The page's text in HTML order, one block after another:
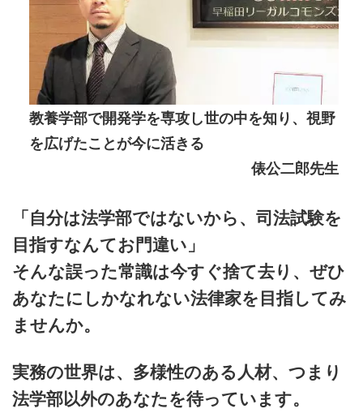
教養学部で開発学を専攻し世の中を知り、視野
を広げたことが今に活きる
俵公二郎先生
「自分は法学部ではないから、司法試験を
目指すなんてお門違い」
そんな誤った常識は今すぐ捨て去り、ぜひ
あなたにしかなれない法律家を目指してみ
ませんか。
実務の世界は、多様性のある人材、つまり
法学部以外のあなたを待っています。